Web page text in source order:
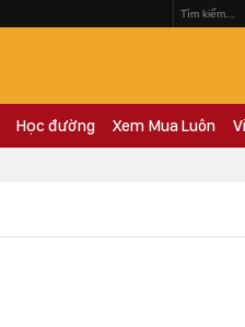
Học đường Xem Mua Luôn